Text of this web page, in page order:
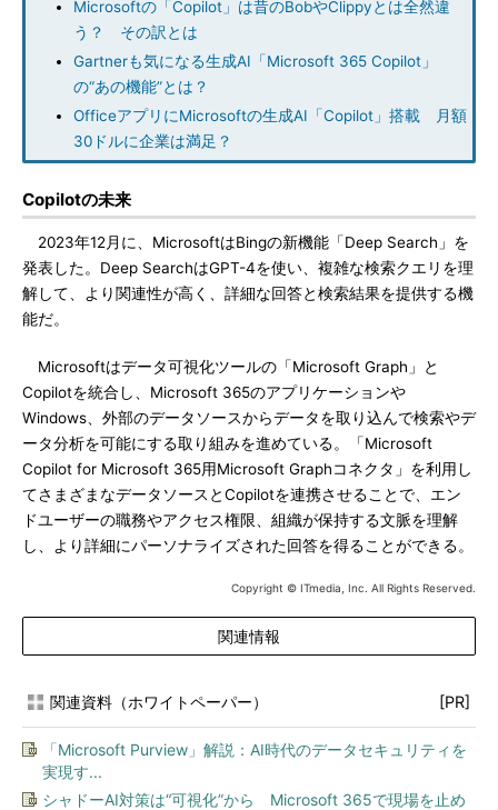
Microsoftの「Copilot」は昔のBobやClippyとは全然違
う？ その訳とは
Gartnerも気になる生成AI「Microsoft 365 Copilot」
の“あの機能”とは？
OfficeアプリにMicrosoftの生成AI「Copilot」搭載 月額
30ドルに企業は満足？
Copilotの未来
2023年12月に、MicrosoftはBingの新機能「Deep Search」を
発表した。Deep SearchはGPT-4を使い、複雑な検索クエリを理
解して、より関連性が高く、詳細な回答と検索結果を提供する機
能だ。
Microsoftはデータ可視化ツールの「Microsoft Graph」と
Copilotを統合し、Microsoft 365のアプリケーションや
Windows、外部のデータソースからデータを取り込んで検索やデ
ータ分析を可能にする取り組みを進めている。「Microsoft
Copilot for Microsoft 365用Microsoft Graphコネクタ」を利用し
てさまざまなデータソースとCopilotを連携させることで、エン
ドユーザーの職務やアクセス権限、組織が保持する文脈を理解
し、より詳細にパーソナライズされた回答を得ることができる。
Copyright © ITmedia, Inc. All Rights Reserved.
関連情報
関連資料（ホワイトペーパー） [PR]
「Microsoft Purview」解説：AI時代のデータセキュリティを
実現す...
シャドーAI対策は“可視化”から Microsoft 365で現場を止め